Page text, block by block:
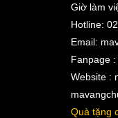
Giờ làm
Hotline:
Email:
Fanpage :
Website :
Quà tặng